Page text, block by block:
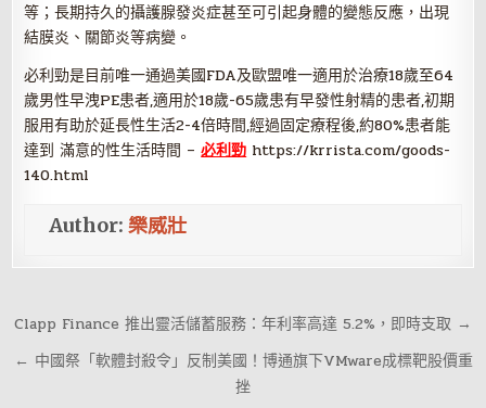
等；長期持久的攝護腺發炎症甚至可引起身體的變態反應，出現
結膜炎、關節炎等病變。
必利勁是目前唯一通過美國FDA及歐盟唯一適用於治療18歲至64
歲男性早洩PE患者,適用於18歲-65歲患有早發性射精的患者,初期
服用有助於延長性生活2-4倍時間,經過固定療程後,約80%患者能
達到 滿意的性生活時間 –必利勁 https://krrista.com/goods-
140.html
Author:樂威壯
文
章
Clapp Finance 推出靈活儲蓄服務：年利率高達 5.2%，即時支取 →
← 中國祭「軟體封殺令」反制美國！博通旗下VMware成標靶股價重
挫